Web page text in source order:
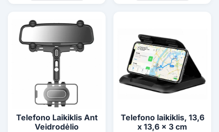
Telefono Laikiklis Ant
Veidrodėlio
Telefono laikiklis, 13,6
x 13,6 x 3 cm